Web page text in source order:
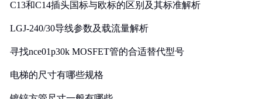
C13和C14插头国标与欧标的区别及其标准解析
LGJ-240/30导线参数及载流量解析
寻找nce01p30k MOSFET管的合适替代型号
电梯的尺寸有哪些规格